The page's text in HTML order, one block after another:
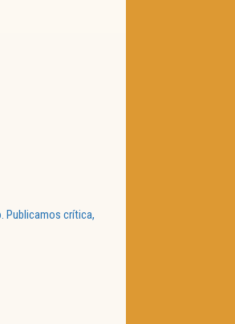
Publicamos crítica,